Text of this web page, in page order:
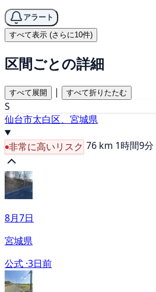
アラート
すべて表示 (さらに10件)
区間ごとの詳細
すべて展開 | すべて折りたたむ
S
仙台市太白区、宮城県
非常に高いリスク 76 km 1時間9分
8月7日
宮城県
公式 ·3日前